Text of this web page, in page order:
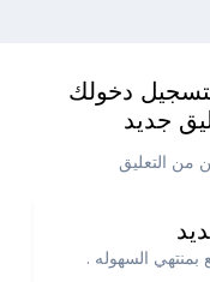
دخولك
جديد
من التعليق
السهوله .